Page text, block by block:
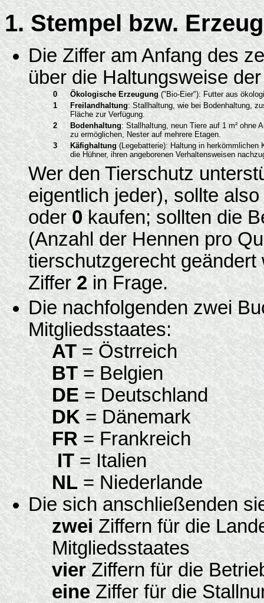
1. Stempel bzw.
Die Ziffer am Anfang des
über die Haltungsweise
0 Ökologische Erzeugung("Bio-Eier"): Futter aus
1
Freilandhaltung: Stallhaltung, wie bei Bodenhaltung,
Fläche zur Verfügung.
2
Bodenhaltung: Stallhaltung, neun Tiere auf 1 m² ohne
zu ermöglichen, Nester auf mehrere Etagen.
3
Käfighaltung (Legebatterie): Haltung in
die Hühner, ihren angeborenen Verhaltensweisen
Wer den Tierschutz
eigentlich jeder), sollte
oder0kaufen; sollten die
(Anzahl der Hennen pro
tierschutzgerecht
Ziffer2in Frage.
Die nachfolgenden zwei
Mitgliedsstaates:
AT= Östrreich
BT= Belgien
DE= Deutschland
DK= Dänemark
FR= Frankreich
IT= Italien
NL= Niederlande
Die sich anschließenden
zweiZiffern für die
Mitgliedsstaates
vierZiffern für die
eineZiffer für die